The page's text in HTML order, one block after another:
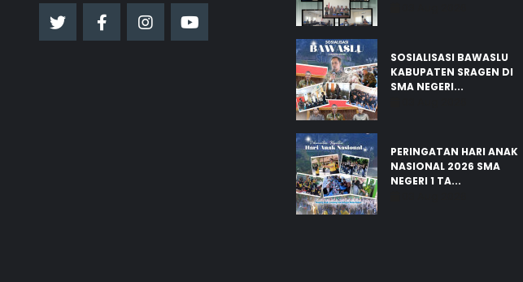
SOSIALISASI BAWASLU
KABUPATEN SRAGEN DI
SMA NEGERI...
PERINGATAN HARI ANAK
NASIONAL 2026 SMA
NEGERI 1 TA...